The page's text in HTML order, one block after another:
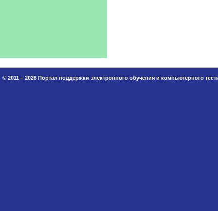
© 2011 – 2026 Портал поддержки электронного обучения и компьютерного